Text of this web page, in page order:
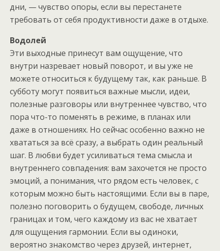
дни, — чувство опоры, если вы перестанете
требовать от себя продуктивности даже в отдыхе.
Водолей
Эти выходные принесут вам ощущение, что
внутри назревает новый поворот, и вы уже не
можете относиться к будущему так, как раньше. В
субботу могут появиться важные мысли, идеи,
полезные разговоры или внутреннее чувство, что
пора что-то поменять в режиме, в планах или
даже в отношениях. Но сейчас особенно важно не
хвататься за всё сразу, а выбрать один реальный
шаг. В любви будет усиливаться тема смысла и
внутреннего совпадения: вам захочется не просто
эмоций, а понимания, что рядом есть человек, с
которым можно быть настоящими. Если вы в паре,
полезно поговорить о будущем, свободе, личных
границах и том, чего каждому из вас не хватает
для ощущения гармонии. Если вы одиноки,
вероятно знакомство через друзей, интернет,